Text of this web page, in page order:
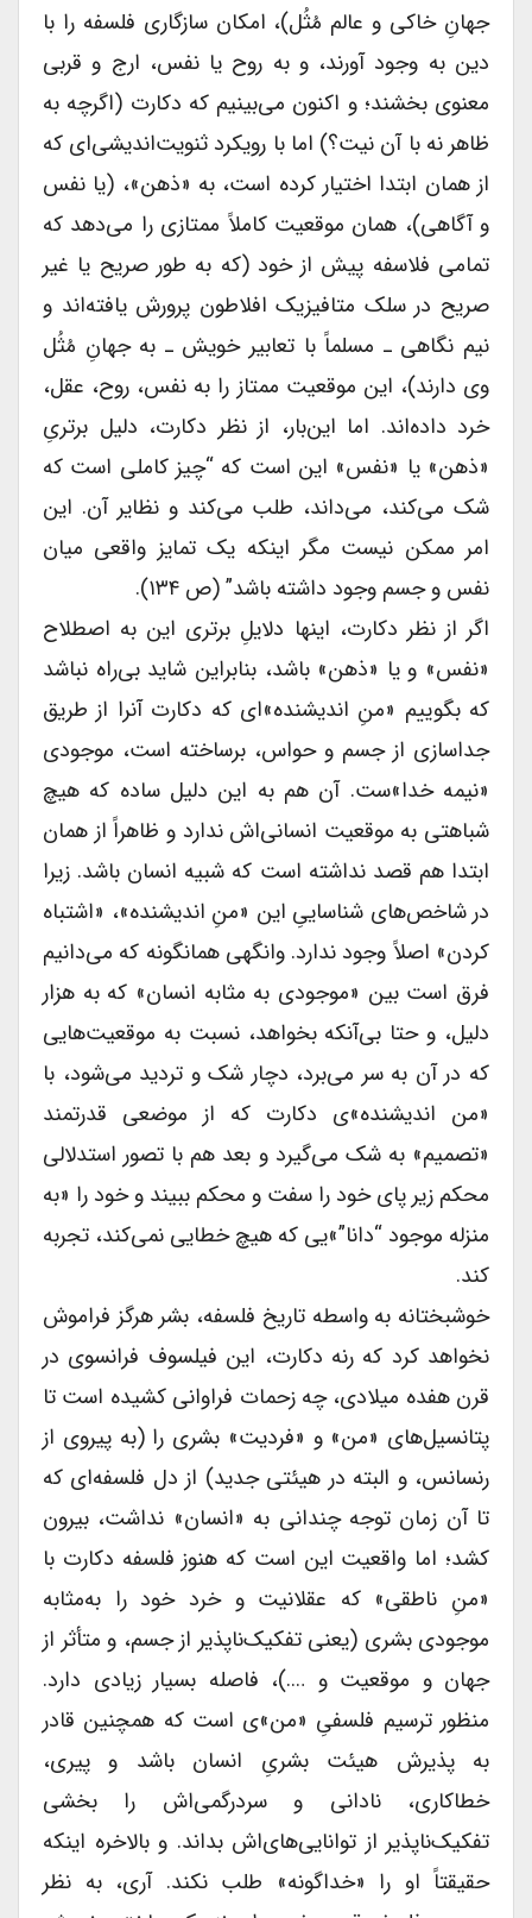
جهانِ خاکی و عالم مُثُل)، امکان سازگاری فلسفه را با
دین به وجود آورند، و به روح یا نفس، ارج و قربی
معنوی بخشند؛ و اکنون می‌بینیم که دکارت (اگرچه به
ظاهر نه با آن نیت؟) اما با رویکرد ثنویت‌اندیشی‌ای که
از همان ابتدا اختیار کرده است، به «ذهن»، (یا نفس
و آگاهی)، همان موقعیت کاملاً ممتازی را می‌دهد که
تمامی فلاسفه پیش از خود (که به طور صریح یا غیر
صریح در سلک متافیزیک افلاطون پرورش یافته‌اند و
نیم نگاهی ـ مسلماً با تعابیر خویش ـ به جهانِ مُثُل
وی دارند)، این موقعیت ممتاز را به نفس، روح، عقل،
خرد داده‌اند. اما این‌بار، از نظر دکارت، دلیل برتریِ
«ذهن» یا «نفس» این است که “چیز کاملی است که
شک می‌کند، می‌داند، طلب می‌کند و نظایر آن. این
امر ممکن نیست مگر اینکه یک تمایز واقعی میان
نفس و جسم وجود داشته باشد” (ص ۱۳۴).
اگر از نظر دکارت، اینها دلایلِ برتری این به اصطلاح
«نفس» و یا «ذهن» باشد، بنابراین شاید بی‌راه نباشد
که بگوییم «منِ اندیشنده»ای که دکارت آنرا از طریق
جداسازی از جسم و حواس، برساخته است، موجودی
«نیمه خدا»ست. آن هم به این دلیل ساده که هیچ
شباهتی به موقعیت انسانی‌اش ندارد و ظاهراً از همان
ابتدا هم قصد نداشته است که شبیه انسان باشد. زیرا
در شاخص‌های شناساییِ این «منِ اندیشنده»، «اشتباه
کردن» اصلاً وجود ندارد. وانگهی همانگونه که می‌دانیم
فرق است بین «موجودی به مثابه انسان» که به هزار
دلیل، و حتا بی‌آنکه بخواهد، نسبت به موقعیت‌هایی
که در آن به سر می‌برد، دچار شک و تردید می‌شود، با
«من اندیشنده»ی دکارت که از موضعی قدرتمند
«تصمیم» به شک می‌گیرد و بعد هم با تصور استدلالی
محکم زیر پای خود را سفت و محکم ببیند و خود را «به
منزله موجود “دانا”»یی که هیچ خطایی نمی‌کند، تجربه
کند.
خوشبختانه به واسطه تاریخ فلسفه، بشر هرگز فراموش
نخواهد کرد که رنه دکارت، این فیلسوف فرانسوی در
قرن هفده میلادی، چه زحمات فراوانی کشیده است تا
پتانسیل‌های «من» و «فردیت» بشری را (به پیروی از
رنسانس، و البته در هیئتی جدید) از دل فلسفه‌ای که
تا آن زمان توجه چندانی به «انسان» نداشت، بیرون
کشد؛ اما واقعیت این است که هنوز فلسفه دکارت با
«منِ ناطقی» که عقلانیت و خرد خود را به‌مثابه
موجودی بشری (یعنی تفکیک‌ناپذیر از جسم، و متأثر از
جهان و موقعیت و ….)، فاصله بسیار زیادی دارد.
منظور ترسیم فلسفیِ «من»ی است که همچنین قادر
به پذیرش هیئت بشریِ انسان باشد و پیری،
خطاکاری، نادانی و سردرگمی‌اش را بخشی
تفکیک‌ناپذیر از توانایی‌های‌اش بداند. و بالاخره اینکه
حقیقتاً او را «خداگونه» طلب نکند. آری، به نظر